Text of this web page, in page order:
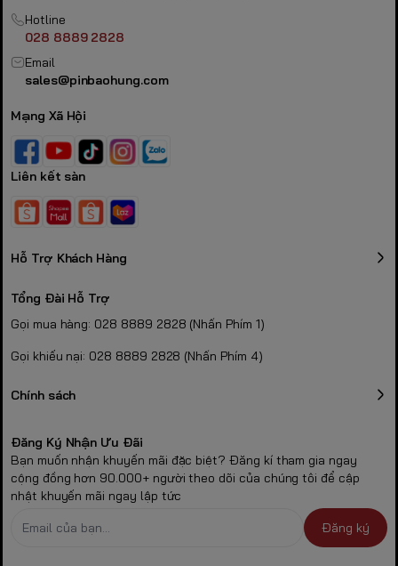
Hotline
028 8889 2828
Email
sales@pinbaohung.com
Mạng Xã Hội
Liên kết sàn
Hỗ Trợ Khách Hàng
Tổng Đài Hỗ Trợ
Gọi mua hàng: 028 8889 2828 (Nhấn Phím 1)
Gọi khiếu nại: 028 8889 2828 (Nhấn Phím 4)
Chính sách
Đăng Ký Nhận Ưu Đãi
Bạn muốn nhận khuyến mãi đặc biệt? Đăng kí tham gia ngay
cộng đồng hơn 90.000+ người theo dõi của chúng tôi để cập
nhật khuyến mãi ngay lập tức
Đăng ký